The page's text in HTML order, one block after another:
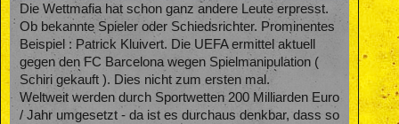
Die Wettmafia hat schon ganz andere Leute erpresst.
Ob bekannte Spieler oder Schiedsrichter. Prominentes
Beispiel : Patrick Kluivert. Die UEFA ermittel aktuell
gegen den FC Barcelona wegen Spielmanipulation (
Schiri gekauft ). Dies nicht zum ersten mal.
Weltweit werden durch Sportwetten 200 Milliarden Euro
/ Jahr umgesetzt - da ist es durchaus denkbar, dass so